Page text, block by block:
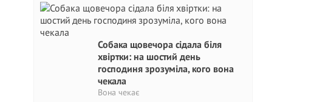
Собака щовечора сідала біля
хвіртки: на шостий день
господиня зрозуміла, кого вона
чекала
Вона чекає